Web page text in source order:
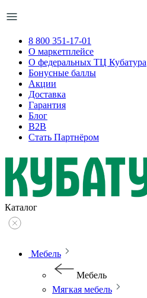
8 800 351-17-01
О маркетплейсе
О федеральных ТЦ Кубатура
Бонусные баллы
Акции
Доставка
Гарантия
Блог
B2B
Стать Партнёром
Каталог
Мебель
Мебель
Мягкая мебель